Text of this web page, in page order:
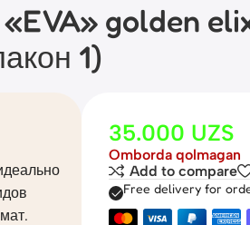
golden
1)
35.000 UZS
Omborda qolmagan
Add to compare
Free delivery for